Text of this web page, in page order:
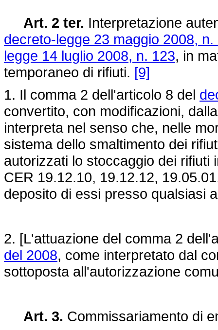
Art. 2 ter. Interpretazione
decreto-legge 23 maggio 2008, n.
legge 14 luglio 2008, n. 123, in
temporaneo di rifiuti. [9]
1. Il comma 2 dell'articolo 8 del
convertito, con modificazioni,
interpreta nel senso che, nelle
sistema dello smaltimento dei
autorizzati lo stoccaggio dei rifiuti
CER 19.12.10, 19.12.12,
deposito di essi presso qualsiasi
2. [L'attuazione del comma 2
del 2008, come interpretato dal
sottoposta all'autorizzazione
Art. 3. Commissariamento di